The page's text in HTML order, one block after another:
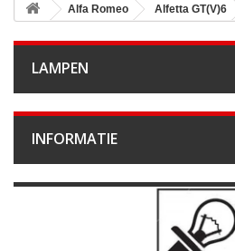
Alfa Romeo Alfetta GT(V)6
LAMPEN
INFORMATIE